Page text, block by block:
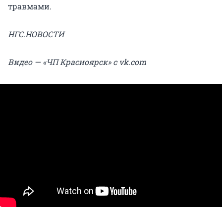
травмами.
НГС.НОВОСТИ
Видео — «ЧП Красноярск» с vk.com